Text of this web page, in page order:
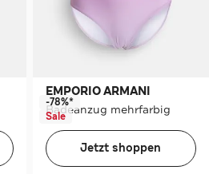
EMPORIO ARMANI
Badeanzug mehrfarbig
-78%*
Sale
Jetzt shoppen